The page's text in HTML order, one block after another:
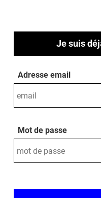
Je suis
Adresse email
Mot de passe